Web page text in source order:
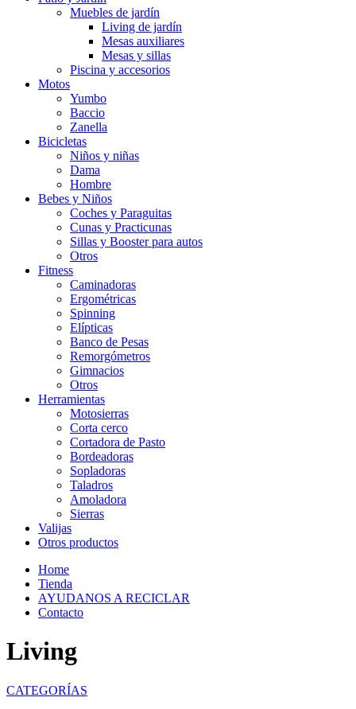
Muebles de jardín
Living de jardín
Mesas auxiliares
Mesas y sillas
Piscina y accesorios
Motos
Yumbo
Baccio
Zanella
Bicicletas
Niños y niñas
Dama
Hombre
Bebes y Niños
Coches y Paraguitas
Cunas y Practicunas
Sillas y Booster para autos
Otros
Fitness
Caminadoras
Ergométricas
Spinning
Elípticas
Banco de Pesas
Remorgómetros
Gimnacios
Otros
Herramientas
Motosierras
Corta cerco
Cortadora de Pasto
Bordeadoras
Sopladoras
Taladros
Amoladora
Sierras
Valijas
Otros productos
Home
Tienda
AYUDANOS A RECICLAR
Contacto
Living
CATEGORÍAS